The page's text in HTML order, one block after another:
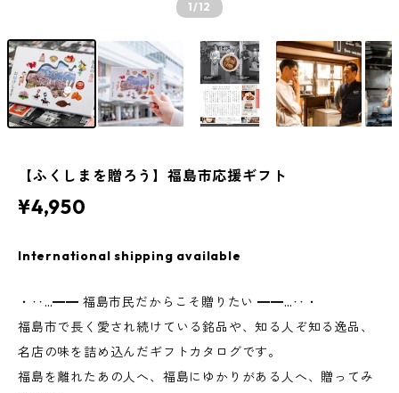
1/12
【ふくしまを贈ろう】福島市応援ギフト
¥4,950
International shipping available
・‥…━━ 福島市民だからこそ贈りたい ━━…‥・
福島市で長く愛され続けている銘品や、知る人ぞ知る逸品、
名店の味を詰め込んだギフトカタログです。
福島を離れたあの人へ、福島にゆかりがある人へ、贈ってみ